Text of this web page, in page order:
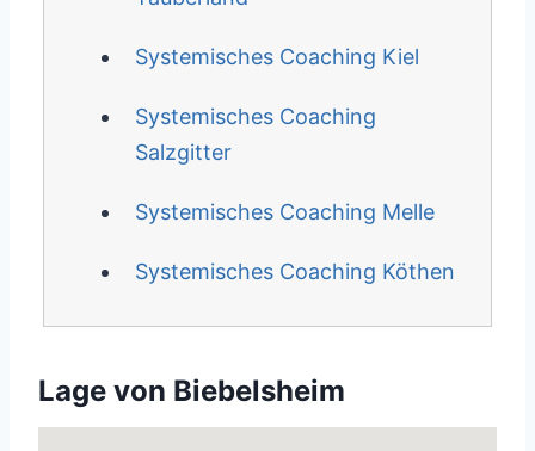
Systemisches Coaching Kiel
Systemisches Coaching
Salzgitter
Systemisches Coaching Melle
Systemisches Coaching Köthen
Lage von Biebelsheim